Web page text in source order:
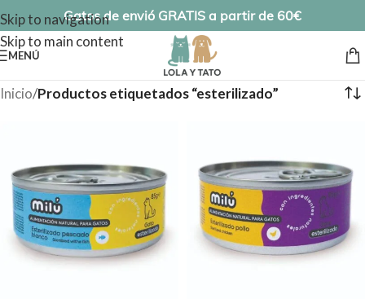
Skip to navigation
Skip to main content
Gatos de envió GRATIS a partir de 60€
MENÚ
Inicio/Productos etiquetados “esterilizado”